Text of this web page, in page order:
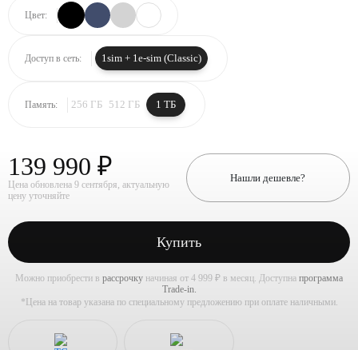
Цвет:
Доступ в сеть: 1sim + 1e-sim (Classic)
Память: 256 ГБ 512 ГБ 1 ТБ
139 990 ₽
Цена обновлена 9 сентября, актуальную
цену уточняйте
Нашли дешевле?
Купить
Можно приобрести в рассрочку начиная от 4 999 ₽ в месяц. Доступна программа
Trade-in.
*Цена на товар указана по специальному предложению при оплате наличными.